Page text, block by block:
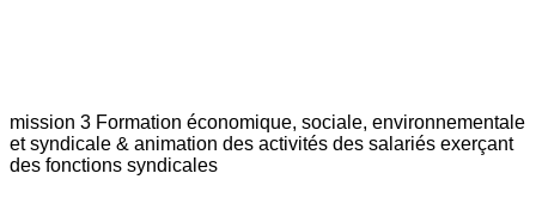
mission 3 Formation économique, sociale, environnementale
et syndicale & animation des activités des salariés exerçant
des fonctions syndicales